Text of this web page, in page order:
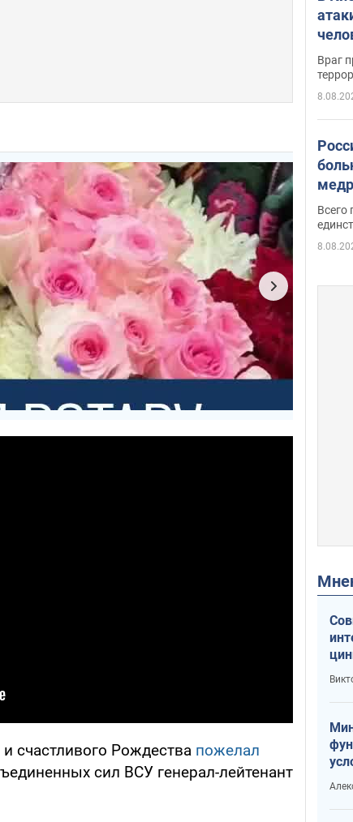
счастливого Рождества пожелал
сил ВСУ генерал-лейтенант
Враг
Всего